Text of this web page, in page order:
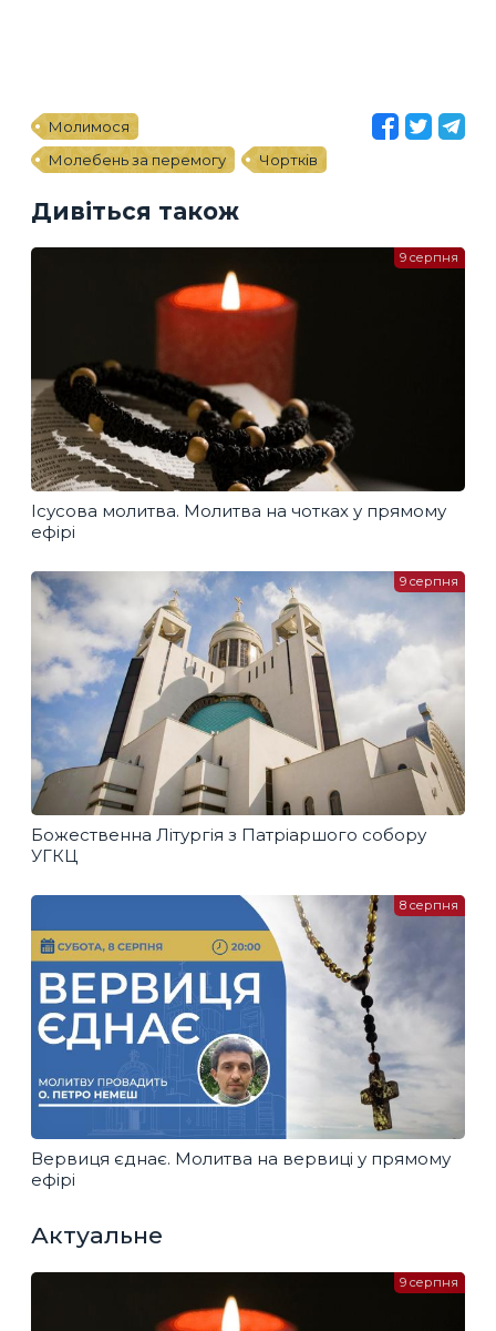
Молимося
Молебень за перемогу
Чортків
Дивіться також
Ісусова молитва. Молитва на чотках у прямому
ефірі
9 серпня
Божественна Літургія з Патріаршого собору
УГКЦ
9 серпня
Вервиця єднає. Молитва на вервиці у прямому
ефірі
8 серпня
Актуальне
9 серпня